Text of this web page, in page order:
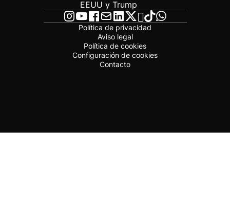
EEUU y Trump
Política de privacidad
Aviso legal
Política de cookies
Configuración de cookies
Contacto